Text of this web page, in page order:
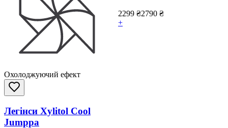
Охолоджуючий ефект
Легінси Xylitol Cool
Jumppa
2299 ₴2790 ₴
+